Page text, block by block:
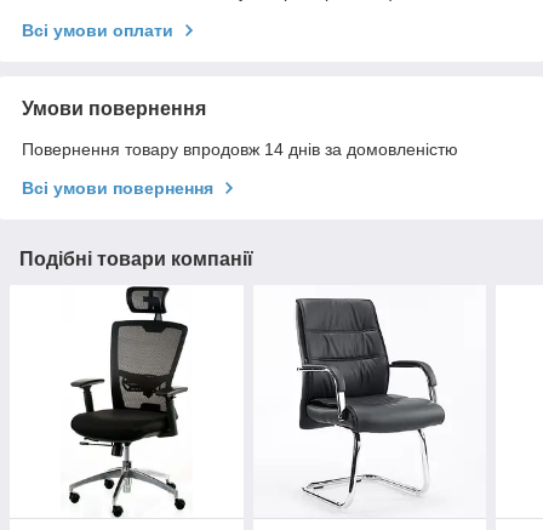
Всі умови оплати
Умови повернення
Повернення товару впродовж 14 днів за домовленістю
Всі умови повернення
Подібні товари компанії